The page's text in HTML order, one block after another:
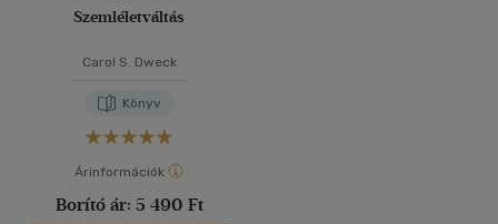
Szemléletváltás
Carol S. Dweck
Könyv
Árinformációk
Borító ár: 5 490 Ft